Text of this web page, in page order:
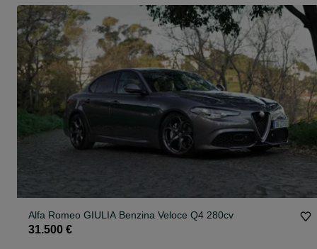
Alfa Romeo GIULIA Benzina Veloce Q4 280cv
31.500 €